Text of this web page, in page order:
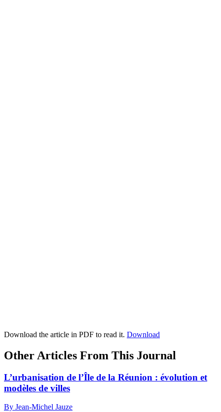
Download the article in PDF to read it. Download
Other Articles From This Journal
L’urbanisation de l’Île de la Réunion : évolution et
modèles de villes
By Jean-Michel Jauze